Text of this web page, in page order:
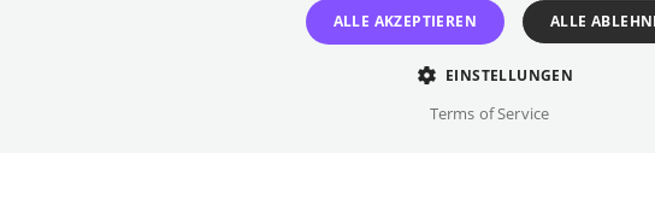
angemeldet mit einem kostenlosen Yorck-Mitgliedskonto
ALLE AKZEPTIEREN ALLE
EINSTELLUNGEN
Terms of Service